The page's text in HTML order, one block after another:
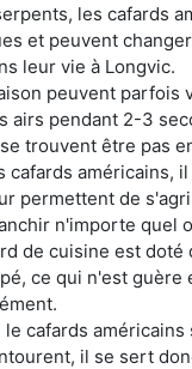
les cafards
et peuvent
leur vie à Longvic.
peuvent parfois
airs pendant 2-3
trouvent être pas
cafards américains,
permettent de
n'importe quel
de cuisine est doté
ce qui n'est guère
le cafards
il se sert